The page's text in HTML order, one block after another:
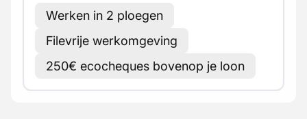
Werken in 2 ploegen
Filevrije werkomgeving
250€ ecocheques bovenop je loon